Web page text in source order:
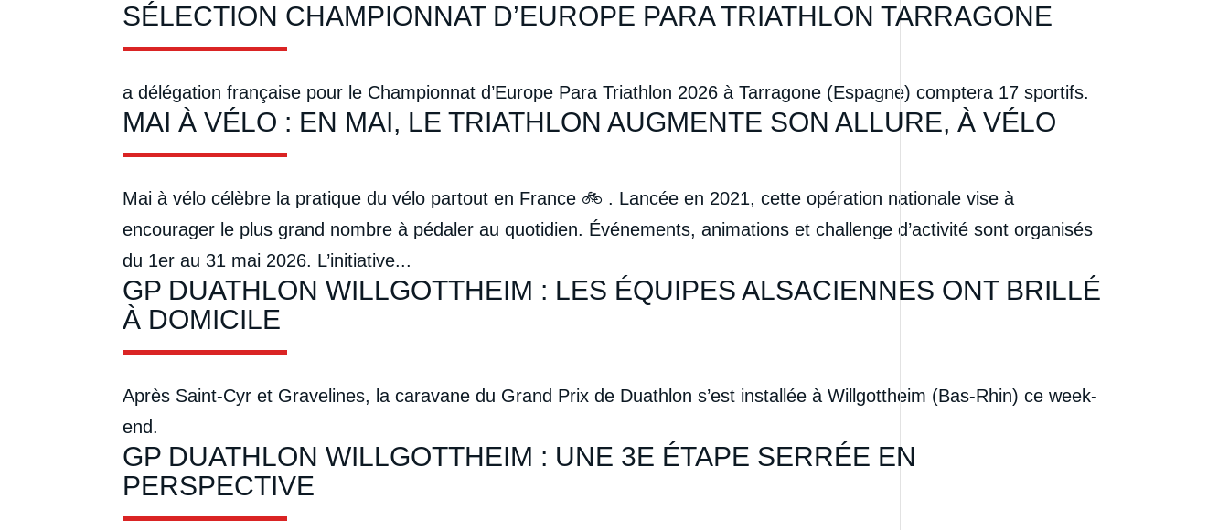
SÉLECTION CHAMPIONNAT D’EUROPE PARA TRIATHLON TARRAGONE
a délégation française pour le Championnat d’Europe Para Triathlon 2026 à Tarragone (Espagne) comptera 17 sportifs.
MAI À VÉLO : EN MAI, LE TRIATHLON AUGMENTE SON ALLURE, À VÉLO
Mai à vélo célèbre la pratique du vélo partout en France 🚲 . Lancée en 2021, cette opération nationale vise à
encourager le plus grand nombre à pédaler au quotidien. Événements, animations et challenge d’activité sont organisés
du 1er au 31 mai 2026. L’initiative...
GP DUATHLON WILLGOTTHEIM : LES ÉQUIPES ALSACIENNES ONT BRILLÉ
À DOMICILE
Après Saint-Cyr et Gravelines, la caravane du Grand Prix de Duathlon s’est installée à Willgottheim (Bas-Rhin) ce week-
end.
GP DUATHLON WILLGOTTHEIM : UNE 3E ÉTAPE SERRÉE EN
PERSPECTIVE